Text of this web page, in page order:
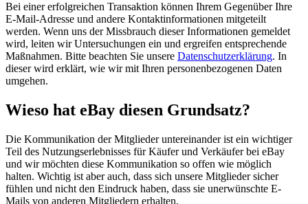
Bei einer erfolgreichen Transaktion können Ihrem Gegenüber Ihre
E-Mail-Adresse und andere Kontaktinformationen mitgeteilt
werden. Wenn uns der Missbrauch dieser Informationen gemeldet
wird, leiten wir Untersuchungen ein und ergreifen entsprechende
Maßnahmen. Bitte beachten Sie unsere Datenschutzerklärung. In
dieser wird erklärt, wie wir mit Ihren personenbezogenen Daten
umgehen.
Wieso hat eBay diesen Grundsatz?
Die Kommunikation der Mitglieder untereinander ist ein wichtiger
Teil des Nutzungserlebnisses für Käufer und Verkäufer bei eBay
und wir möchten diese Kommunikation so offen wie möglich
halten. Wichtig ist aber auch, dass sich unsere Mitglieder sicher
fühlen und nicht den Eindruck haben, dass sie unerwünschte E-
Mails von anderen Mitgliedern erhalten.